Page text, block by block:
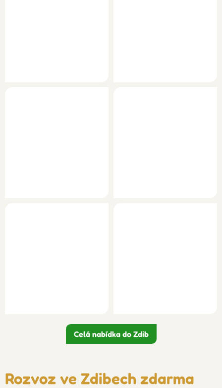
Celá nabídka do Zdib
Rozvoz ve Zdibech zdarma